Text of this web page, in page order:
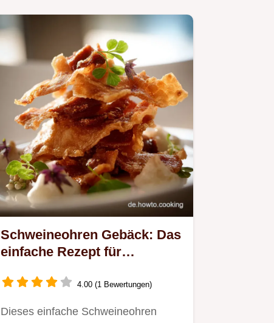
Schweineohren Gebäck: Das
einfache Rezept für
Genuss
4.00 (1 Bewertungen)
Dieses einfache Schweineohren